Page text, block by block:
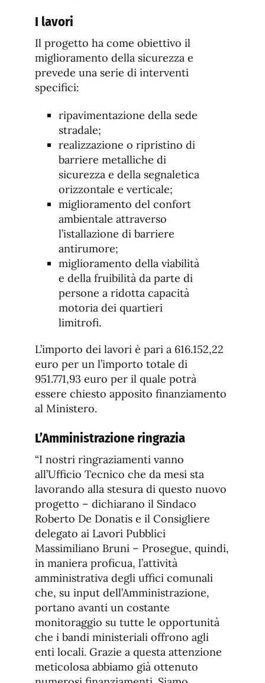
I lavori
Il progetto ha come obiettivo il
miglioramento della sicurezza e
prevede una serie di interventi
specifici:
ripavimentazione della sede
stradale;
realizzazione o ripristino di
barriere metalliche di
sicurezza e della segnaletica
orizzontale e verticale;
miglioramento del confort
ambientale attraverso
l’istallazione di barriere
antirumore;
miglioramento della viabilità
e della fruibilità da parte di
persone a ridotta capacità
motoria dei quartieri
limitrofi.
L’importo dei lavori è pari a 616.152,22
euro per un l’importo totale di
951.771,93 euro per il quale potrà
essere chiesto apposito finanziamento
al Ministero.
L’Amministrazione ringrazia
“I nostri ringraziamenti vanno
all’Ufficio Tecnico che da mesi sta
lavorando alla stesura di questo nuovo
progetto – dichiarano il Sindaco
Roberto De Donatis e il Consigliere
delegato ai Lavori Pubblici
Massimiliano Bruni – Prosegue, quindi,
in maniera proficua, l’attività
amministrativa degli uffici comunali
che, su input dell’Amministrazione,
portano avanti un costante
monitoraggio su tutte le opportunità
che i bandi ministeriali offrono agli
enti locali. Grazie a questa attenzione
meticolosa abbiamo già ottenuto